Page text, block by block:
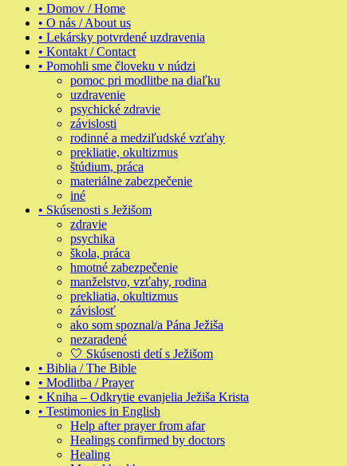
• Domov / Home
• O nás / About us
• Lekársky potvrdené uzdravenia
• Kontakt / Contact
• Pomohli sme človeku v núdzi
pomoc pri modlitbe na diaľku
uzdravenie
psychické zdravie
závislosti
rodinné a medziľudské vzťahy
prekliatie, okultizmus
štúdium, práca
materiálne zabezpečenie
iné
• Skúsenosti s Ježišom
zdravie
psychika
škola, práca
hmotné zabezpečenie
manželstvo, vzťahy, rodina
prekliatia, okultizmus
závislosť
ako som spoznal/a Pána Ježiša
nezaradené
🤍 Skúsenosti detí s Ježišom
• Biblia / The Bible
• Modlitba / Prayer
• Kniha – Odkrytie evanjelia Ježiša Krista
• Testimonies in English
Help after prayer from afar
Healings confirmed by doctors
Healing